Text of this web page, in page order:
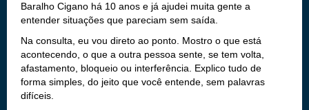
Baralho Cigano há 10 anos e já ajudei muita gente a
entender situações que pareciam sem saída.
Na consulta, eu vou direto ao ponto. Mostro o que está
acontecendo, o que a outra pessoa sente, se tem volta,
afastamento, bloqueio ou interferência. Explico tudo de
forma simples, do jeito que você entende, sem palavras
difíceis.